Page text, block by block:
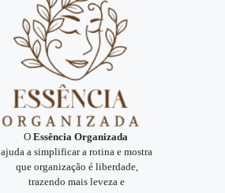
O Essência Organizada
ajuda a simplificar a rotina e mostra
que organização é liberdade,
trazendo mais leveza e